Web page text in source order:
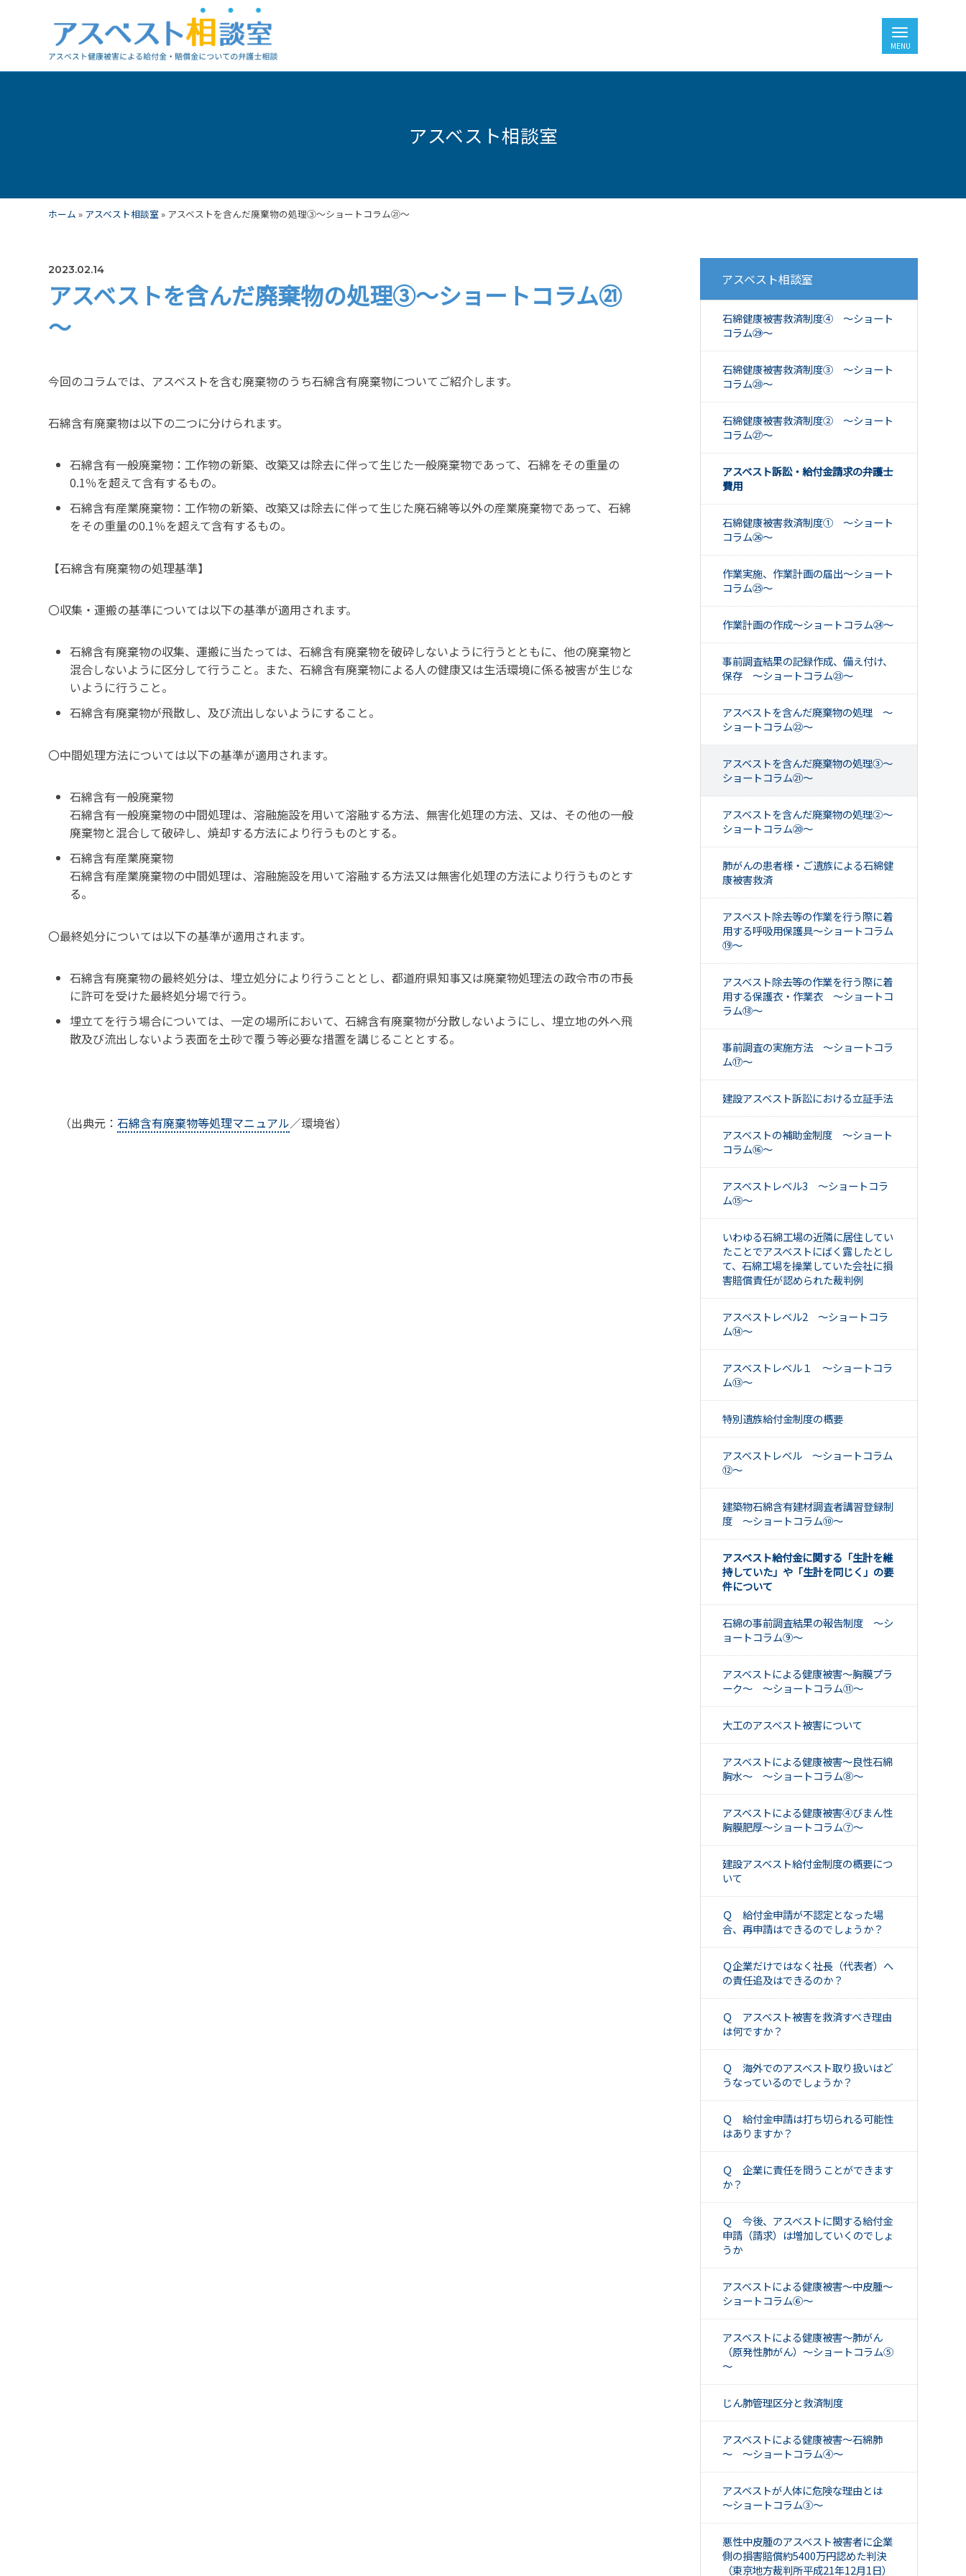
アスベスト相談室
ホーム » アスベスト相談室» アスベストを含んだ廃棄物の処理③～ショートコラム㉑～
2023.02.14
アスベストを含んだ廃棄物の処理③～ショートコラム㉑
～
今回のコラムでは、アスベストを含む廃棄物のうち石綿含有廃棄物についてご紹介します。
石綿含有廃棄物は以下の二つに分けられます。
石綿含有一般廃棄物：工作物の新築、改築又は除去に伴って生じた一般廃棄物であって、石綿をその重量の
0.1％を超えて含有するもの。
石綿含有産業廃棄物：工作物の新築、改築又は除去に伴って生じた廃石綿等以外の産業廃棄物であって、石綿
をその重量の0.1％を超えて含有するもの。
【石綿含有廃棄物の処理基準】
〇収集・運搬の基準については以下の基準が適用されます。
石綿含有廃棄物の収集、運搬に当たっては、石綿含有廃棄物を破砕しないように行うとともに、他の廃棄物と
混合しないように区分して行うこと。また、石綿含有廃棄物による人の健康又は生活環境に係る被害が生じな
いように行うこと。
石綿含有廃棄物が飛散し、及び流出しないようにすること。
〇中間処理方法については以下の基準が適用されます。
石綿含有一般廃棄物
石綿含有一般廃棄物の中間処理は、溶融施設を用いて溶融する方法、無害化処理の方法、又は、その他の一般
廃棄物と混合して破砕し、焼却する方法により行うものとする。
石綿含有産業廃棄物
石綿含有産業廃棄物の中間処理は、溶融施設を用いて溶融する方法又は無害化処理の方法により行うものとす
る。
〇最終処分については以下の基準が適用されます。
石綿含有廃棄物の最終処分は、埋立処分により行うこととし、都道府県知事又は廃棄物処理法の政令市の市長
に許可を受けた最終処分場で行う。
埋立てを行う場合については、一定の場所において、石綿含有廃棄物が分散しないようにし、埋立地の外へ飛
散及び流出しないよう表面を土砂で覆う等必要な措置を講じることとする。
（出典元：石綿含有廃棄物等処理マニュアル／環境省）
アスベスト相談室
石綿健康被害救済制度④ ～ショート
コラム㉙～
石綿健康被害救済制度③ ～ショート
コラム㉘～
石綿健康被害救済制度② ～ショート
コラム㉗～
アスベスト訴訟・給付金請求の弁護士
費用
石綿健康被害救済制度① ～ショート
コラム㉖～
作業実施、作業計画の届出～ショート
コラム㉕～
作業計画の作成～ショートコラム㉔～
事前調査結果の記録作成、備え付け、
保存 ～ショートコラム㉓～
アスベストを含んだ廃棄物の処理 ～
ショートコラム㉒～
アスベストを含んだ廃棄物の処理③～
ショートコラム㉑～
アスベストを含んだ廃棄物の処理②～
ショートコラム⑳～
肺がんの患者様・ご遺族による石綿健
康被害救済
アスベスト除去等の作業を行う際に着
用する呼吸用保護具～ショートコラム
⑲～
アスベスト除去等の作業を行う際に着
用する保護衣・作業衣 ～ショートコ
ラム⑱～
事前調査の実施方法 ～ショートコラ
ム⑰～
建設アスベスト訴訟における立証手法
アスベストの補助金制度 ～ショート
コラム⑯～
アスベストレベル3 ～ショートコラ
ム⑮～
いわゆる石綿工場の近隣に居住してい
たことでアスベストにばく露したとし
て、石綿工場を操業していた会社に損
害賠償責任が認められた裁判例
アスベストレベル2 ～ショートコラ
ム⑭～
アスベストレベル１ ～ショートコラ
ム⑬～
特別遺族給付金制度の概要
アスベストレベル ～ショートコラム
⑫～
建築物石綿含有建材調査者講習登録制
度 ～ショートコラム⑩～
アスベスト給付金に関する「生計を維
持していた」や「生計を同じく」の要
件について
石綿の事前調査結果の報告制度 ～シ
ョートコラム⑨～
アスベストによる健康被害～胸膜プラ
ーク～ ～ショートコラム⑪～
大工のアスベスト被害について
アスベストによる健康被害～良性石綿
胸水～ ～ショートコラム⑧～
アスベストによる健康被害④びまん性
胸膜肥厚～ショートコラム⑦～
建設アスベスト給付金制度の概要につ
いて
Ｑ 給付金申請が不認定となった場
合、再申請はできるのでしょうか？
Ｑ企業だけではなく社長（代表者）へ
の責任追及はできるのか？
Ｑ アスベスト被害を救済すべき理由
は何ですか？
Ｑ 海外でのアスベスト取り扱いはど
うなっているのでしょうか？
Ｑ 給付金申請は打ち切られる可能性
はありますか？
Ｑ 企業に責任を問うことができます
か？
Ｑ 今後、アスベストに関する給付金
申請（請求）は増加していくのでしょ
うか
アスベストによる健康被害～中皮腫～
ショートコラム⑥～
アスベストによる健康被害～肺がん
（原発性肺がん）～ショートコラム⑤
～
じん肺管理区分と救済制度
アスベストによる健康被害～石綿肺
～ ～ショートコラム④～
アスベストが人体に危険な理由とは
～ショートコラム③～
悪性中皮腫のアスベスト被害者に企業
側の損害賠償約5400万円認めた判決
（東京地方裁判所平成21年12月1日）